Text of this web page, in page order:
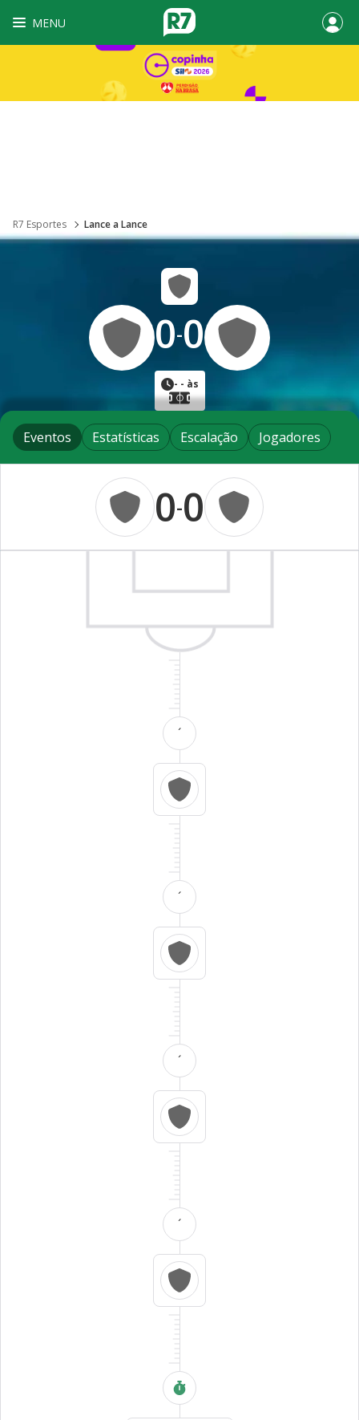
MENU
R7 Esportes Lance a Lance
0-0
- - às
Eventos Estatísticas Escalação Jogadores
0-0
´
´
´
´